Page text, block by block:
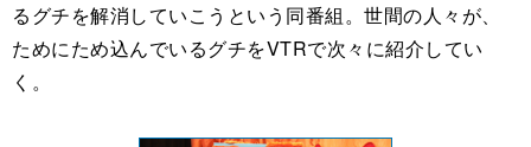
るグチを解消していこうという同番組。世間の人々が、
ためにため込んでいるグチをVTRで次々に紹介してい
く。